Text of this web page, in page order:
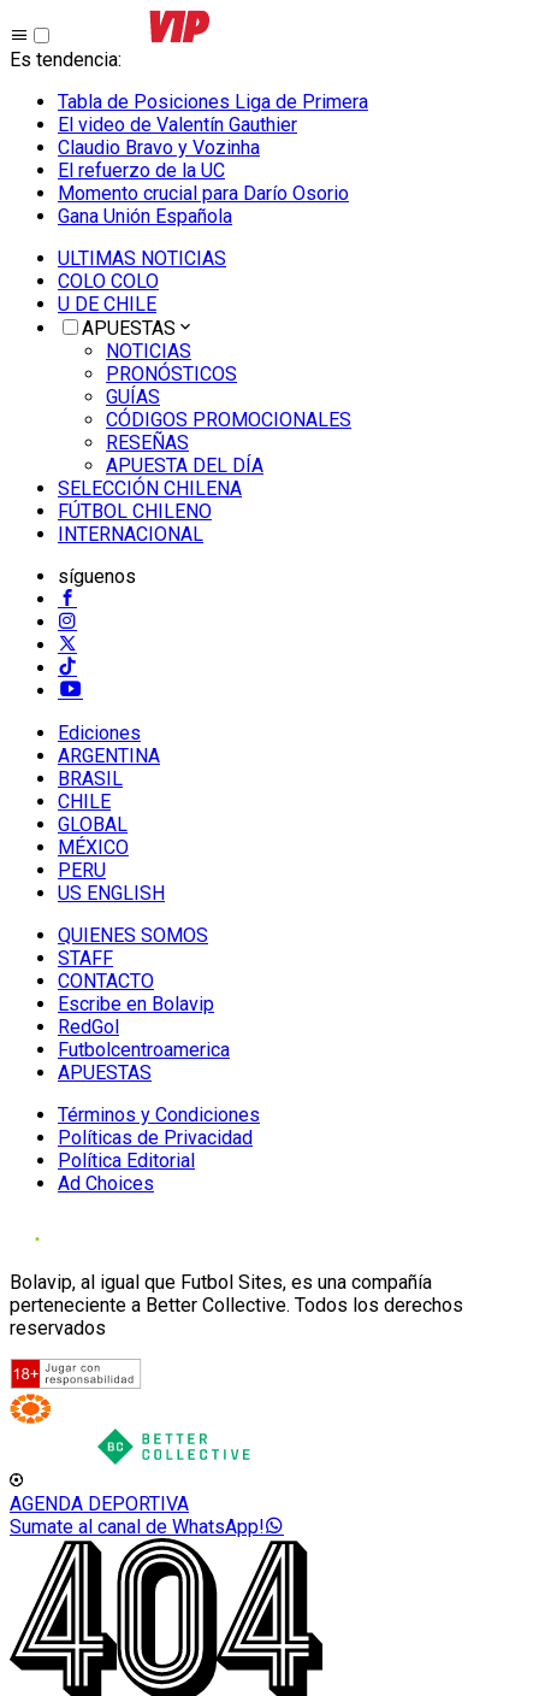
Es tendencia:
Tabla de Posiciones Liga de Primera
El video de Valentín Gauthier
Claudio Bravo y Vozinha
El refuerzo de la UC
Momento crucial para Darío Osorio
Gana Unión Española
ULTIMAS NOTICIAS
COLO COLO
U DE CHILE
APUESTAS
NOTICIAS
PRONÓSTICOS
GUÍAS
CÓDIGOS PROMOCIONALES
RESEÑAS
APUESTA DEL DÍA
SELECCIÓN CHILENA
FÚTBOL CHILENO
INTERNACIONAL
síguenos
Ediciones
ARGENTINA
BRASIL
CHILE
GLOBAL
MÉXICO
PERU
US ENGLISH
QUIENES SOMOS
STAFF
CONTACTO
Escribe en Bolavip
RedGol
Futbolcentroamerica
APUESTAS
Términos y Condiciones
Políticas de Privacidad
Política Editorial
Ad Choices
Bolavip, al igual que Futbol Sites, es una compañía
perteneciente a Better Collective. Todos los derechos
reservados
AGENDA DEPORTIVA
Sumate al canal de WhatsApp!